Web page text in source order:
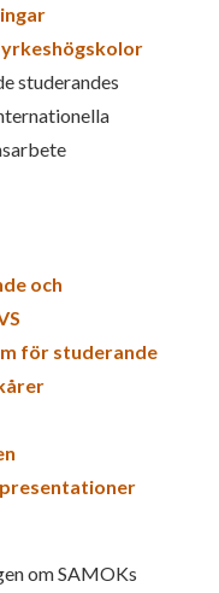
yrkeshögskolor
studerandes
och
för studerande
om SAMOKs